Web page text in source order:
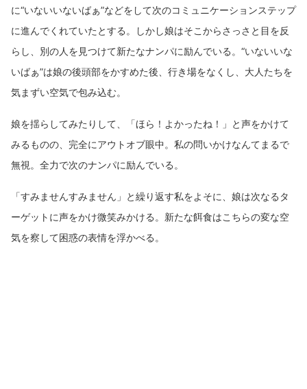
に“いないいないばぁ”などをして次のコミュニケーションステップ
に進んでくれていたとする。しかし娘はそこからさっさと目を反
らし、別の人を見つけて新たなナンパに励んでいる。“いないいな
いばぁ”は娘の後頭部をかすめた後、行き場をなくし、大人たちを
気まずい空気で包み込む。
娘を揺らしてみたりして、「ほら！よかったね！」と声をかけて
みるものの、完全にアウトオブ眼中。私の問いかけなんてまるで
無視。全力で次のナンパに励んでいる。
「すみませんすみません」と繰り返す私をよそに、娘は次なるタ
ーゲットに声をかけ微笑みかける。新たな餌食はこちらの変な空
気を察して困惑の表情を浮かべる。